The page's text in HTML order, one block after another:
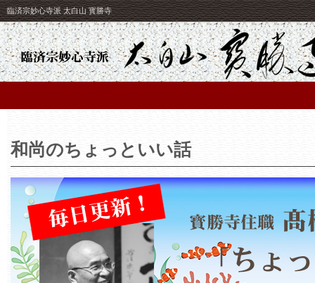
臨済宗妙心寺派 太白山 寳勝寺
和尚のちょっといい話